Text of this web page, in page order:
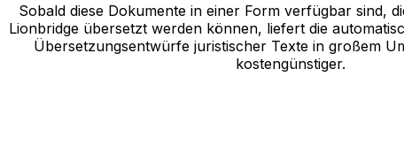
Sobald diese Dokumente in einer Form verfügbar sind,
Lionbridge übersetzt werden können, liefert die
Übersetzungsentwürfe juristischer Texte in großem
kostengünstiger.